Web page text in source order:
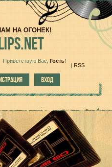
НА ОГОНЕК!
Приветствую Вас Гость!
|RSS
ВХОД